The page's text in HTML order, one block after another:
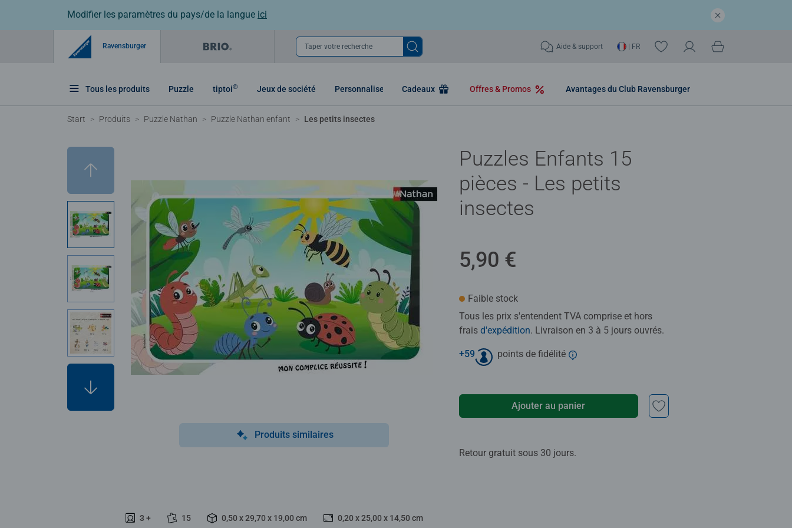
Modifier les paramètres du pays/de la langue ici
Ravensburger Taper votre recherche Aide & support | FR
Tous les produits Puzzle tiptoi® Jeux de société Personnaliser Cadeaux Offres & Promos Avantages du Club Ravensburger
Start Produits Puzzle Nathan Puzzle Nathan enfant Les petits insectes
Produits similaires
3 + 15 0,50 x 29,70 x 19,00 cm 0,20 x 25,00 x 14,50 cm
Puzzles Enfants 15
pièces - Les petits
insectes
5,90 €
Faible stock
Tous les prix s'entendent TVA comprise et hors
frais d'expédition. Livraison en 3 à 5 jours ouvrés.
+59 points de fidélité
Ajouter au panier
Retour gratuit sous 30 jours.